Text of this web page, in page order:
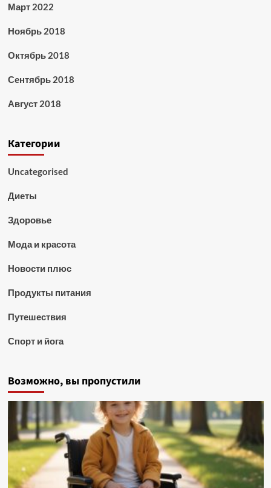
Март 2022
Ноябрь 2018
Октябрь 2018
Сентябрь 2018
Август 2018
Категории
Uncategorised
Диеты
Здоровье
Мода и красота
Новости плюс
Продукты питания
Путешествия
Спорт и йога
Возможно, вы пропустили